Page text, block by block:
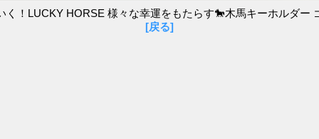
く！LUCKY HORSE 様々な幸運をもたらす🐎木馬キーホルダー
[戻る]